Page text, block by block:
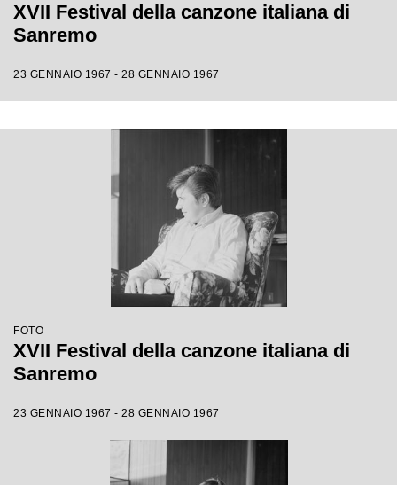
XVII Festival della canzone italiana di
Sanremo
23 GENNAIO 1967 - 28 GENNAIO 1967
FOTO
XVII Festival della canzone italiana di
Sanremo
23 GENNAIO 1967 - 28 GENNAIO 1967